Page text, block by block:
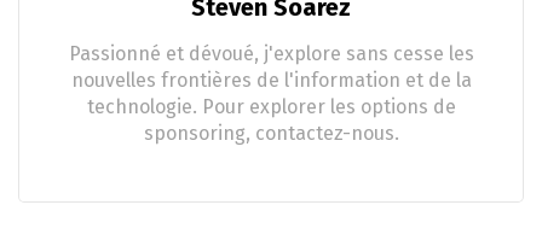
Steven Soarez
Passionné et dévoué, j'explore sans cesse les
nouvelles frontières de l'information et de la
technologie. Pour explorer les options de
sponsoring, contactez-nous.